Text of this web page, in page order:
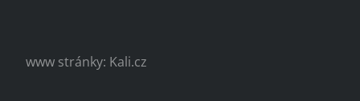
www stránky: Kali.cz